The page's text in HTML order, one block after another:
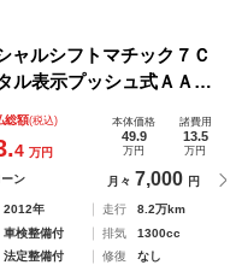
ルシフトマチック７Ｃ
ル表示プッシュ式ＡＡＣ
ュスタート／純正オー
総額(税込)
4 万円
本体価格
49.9
万円
諸費用
13.5
万円
ン 月々 7,000 円
2012年 走行
8.2万km
車検整備付 排気
1300cc
法定整備付 修復
なし